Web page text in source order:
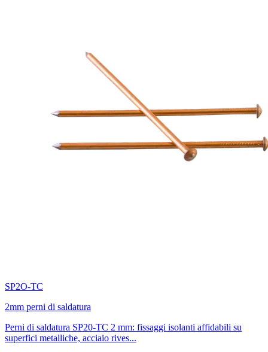
SP2O-TC
2mm perni di saldatura
Perni di saldatura SP20-TC 2 mm: fissaggi isolanti affidabili su
superfici metalliche, acciaio rives...